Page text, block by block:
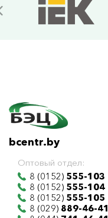
bcentr.by
Оптовый отдел:
8 (0152) 555-103
8 (0152) 555-104
8 (0152) 555-105
8 (029) 889-46-41